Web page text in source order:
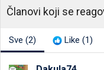
Članovi koji se
Sve (2) Like (1)